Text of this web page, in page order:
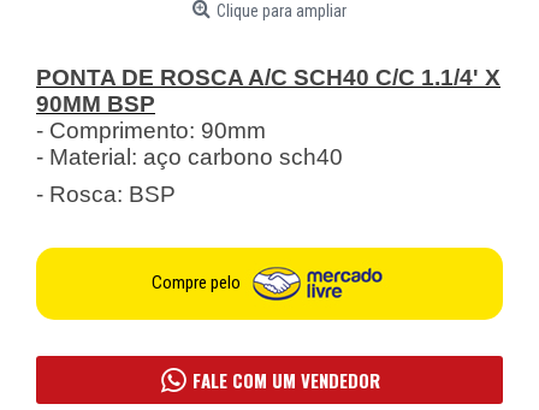
Clique para ampliar
PONTA DE ROSCA A/C SCH40 C/C 1.1/4' X
90MM BSP
- Comprimento: 90mm
- Material: aço carbono sch40
- Rosca: BSP
Compre pelo
FALE COM UM VENDEDOR